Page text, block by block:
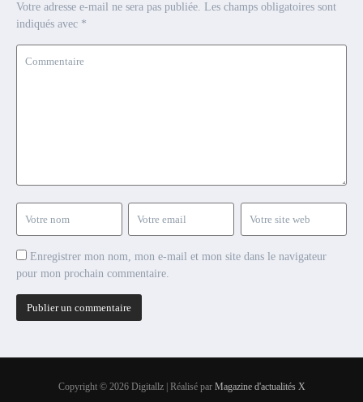
Votre adresse e-mail ne sera pas publiée. Les champs obligatoires sont
indiqués avec *
Enregistrer mon nom, mon e-mail et mon site dans le navigateur
pour mon prochain commentaire.
Copyright © 2026 Digitallz | Réalisé par Magazine d'actualités X